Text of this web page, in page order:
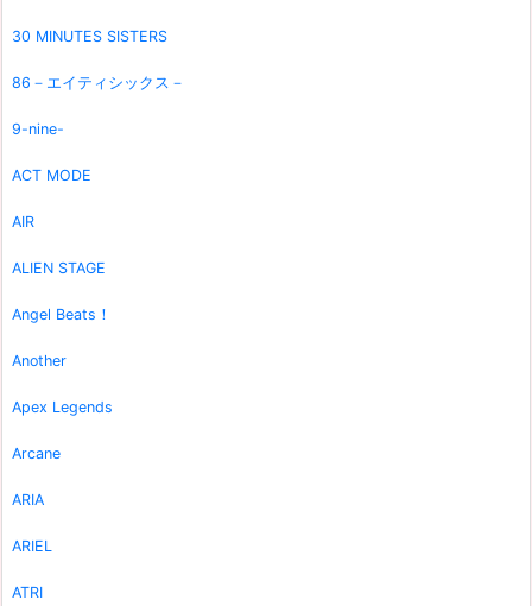
30 MINUTES SISTERS
86－エイティシックス－
9-nine-
ACT MODE
AIR
ALIEN STAGE
Angel Beats！
Another
Apex Legends
Arcane
ARIA
ARIEL
ATRI